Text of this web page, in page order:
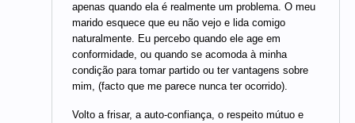
apenas quando ela é realmente um problema. O meu
marido esquece que eu não vejo e lida comigo
naturalmente. Eu percebo quando ele age em
conformidade, ou quando se acomoda à minha
condição para tomar partido ou ter vantagens sobre
mim, (facto que me parece nunca ter ocorrido).
Volto a frisar, a auto-confiança, o respeito mútuo e